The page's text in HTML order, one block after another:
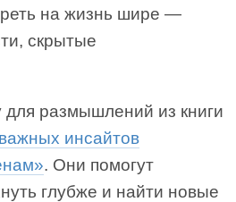
на жизнь шире —
скрытые
размышлений из книги
инсайтов
. Они помогут
глубже и найти новые